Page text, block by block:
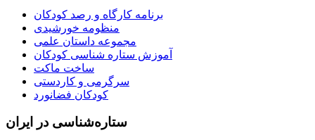
برنامه‌ کارگاه و رصد کودکان
منظومه خورشیدی
مجموعه داستان علمی
آموزش ستاره شناسی کودکان
ساخت ماکت
سرگرمی و کاردستی
کودکان فضانورد
ستاره‌شناسی در ایران